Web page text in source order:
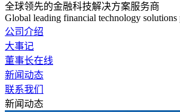
全球领先的金融科技解决方案服务商
Global leading financial technology solutions
公司介绍
大事记
董事长在线
新闻动态
联系我们
新闻动态